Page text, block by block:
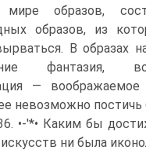
мире образов,
образов, из
В образах
фанта­зия,
—
невозможно
•-'*• Каким бы
ни была